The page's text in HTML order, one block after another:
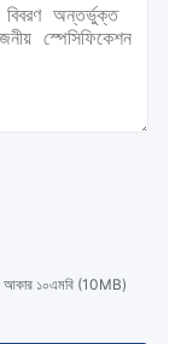
আকার ১০এমবি (10MB)